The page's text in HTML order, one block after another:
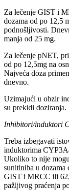
Za lečenje GIST i
dozama od po 12,5
podnošljivosti.
manja od 25 mg.
Za lečenje pNET,
od po 12,5mg na
Najveća doza
dnevno.
Uzimajući u obzir
su prekidi doziranja.
Inhibitori/induktori
Treba izbegavati
induktorima
Ukoliko to nije
sunitiniba u dozama
GIST i MRCC ili
pažljivog praćenja